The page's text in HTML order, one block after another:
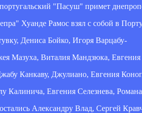
"Пасуш" примет
Хуанде Рамос взял с собой в
Дениса Бойко, Игоря Варцабу-
Мазуха, Виталия Мандзюка,
Канкаву, Джулиано, Евгения
Калинича, Евгения Селезнева,
Александру Влад, Сергей